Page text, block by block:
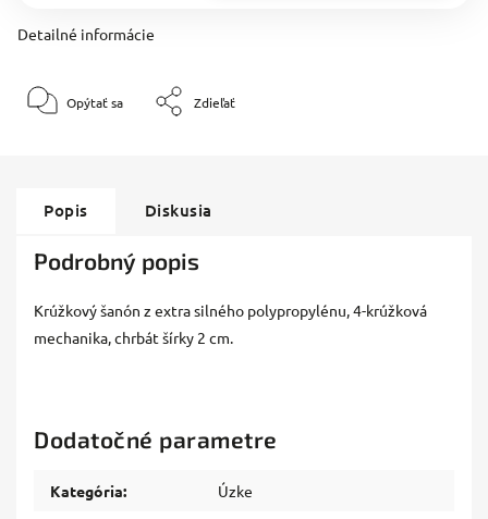
Detailné informácie
Opýtať sa Zdieľať
Popis Diskusia
Podrobný popis
Krúžkový šanón z extra silného polypropylénu, 4-krúžková
mechanika, chrbát šírky 2 cm.
Dodatočné parametre
Kategória: Úzke